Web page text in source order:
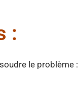
:
le problème :